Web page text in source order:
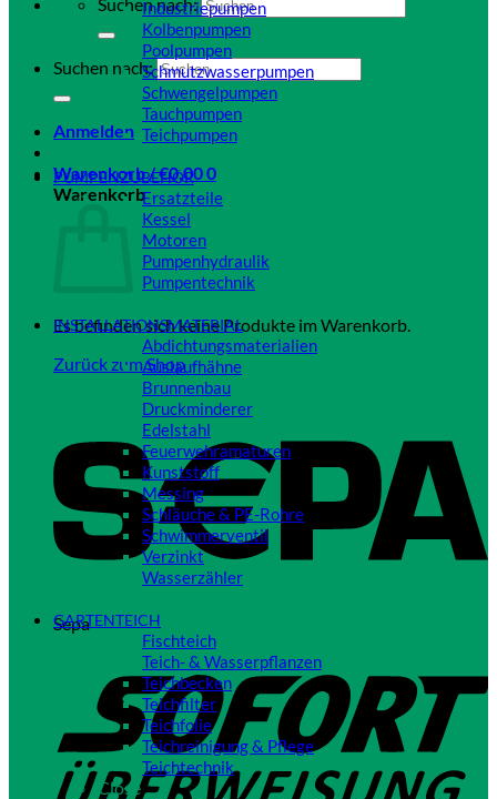
Suchen nach:
Anmelden
Warenkorb /€0,000
Warenkorb
Es befinden sich keine Produkte im Warenkorb.
Zurück zum Shop
Sepa
Industriepumpen
Kolbenpumpen
Poolpumpen
Schmutzwasserpumpen
Schwengelpumpen
Tauchpumpen
Teichpumpen
PUMPENZUBEHÖR
Ersatzteile
Kessel
Motoren
Pumpenhydraulik
Pumpentechnik
INSTALLATIONSMATERIAL
Abdichtungsmaterialien
Auslaufhähne
Brunnenbau
Druckminderer
Edelstahl
Feuerwehramaturen
Kunststoff
Messing
Schläuche & PE-Rohre
Schwimmerventil
Verzinkt
Wasserzähler
GARTENTEICH
Fischteich
Teich- & Wasserpflanzen
Teichbecken
Teichfilter
Teichfolie
Teichreinigung & Pflege
Teichtechnik
Close